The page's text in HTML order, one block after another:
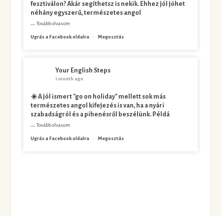
fesztiválon? Akár segíthetsz is nekik. Ehhez jól jöhet
néhány egyszerű, természetes angol
...Tovább olvasom
Ugrás a Facebook oldalra · Megosztás
Your English Steps
1 month ago
☀️ A jól ismert "go on holiday" mellett sok más
természetes angol kifejezés is van, ha a nyári
szabadságról és a pihenésről beszélünk. Példá
...Tovább olvasom
Ugrás a Facebook oldalra · Megosztás